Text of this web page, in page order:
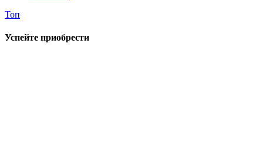
Топ
Успейте приобрести